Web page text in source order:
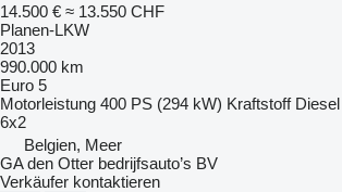
14.500 € ≈ 13.550 CHF
Planen-LKW
2013
990.000 km
Euro 5
Motorleistung 400 PS (294 kW) Kraftstoff Diesel
6x2
Belgien, Meer
GA den Otter bedrijfsauto’s BV
Verkäufer kontaktieren